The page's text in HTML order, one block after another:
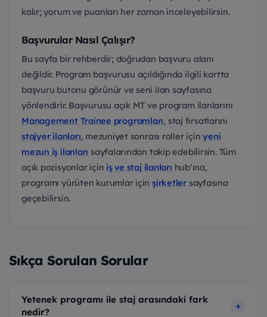
kalır; yorum ve puanları her zaman inceleyebilirsin.
Başvurular Nasıl Çalışır?
Bu sayfa bir rehberdir; doğrudan başvuru alanı
değildir. Program başvurusu açıldığında ilgili kartta
başvuru butonu görünür ve seni ilan sayfasına
yönlendirir. Başvurusu açık MT ve program ilanlarını
Management Trainee programları, staj fırsatlarını
stajyer ilanları, mezuniyet sonrası roller içinyeni
mezun iş ilanları sayfalarından takip edebilirsin. Tüm
açık pozisyonlar için iş ve staj ilanları hub’ına,
programı yürüten kurumlar içinşirketler sayfasına
geçebilirsin.
Sıkça Sorulan Sorular
Yetenek programı ile staj arasındaki fark
nedir?